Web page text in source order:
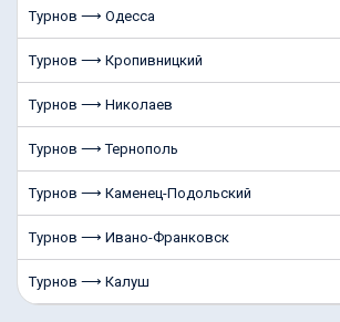
Турнов ⟶ Одесса
Турнов ⟶ Кропивницкий
Турнов ⟶ Николаев
Турнов ⟶ Тернополь
Турнов ⟶ Каменец-Подольский
Турнов ⟶ Ивано-Франковск
Турнов ⟶ Калуш